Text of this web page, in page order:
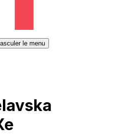
le menu